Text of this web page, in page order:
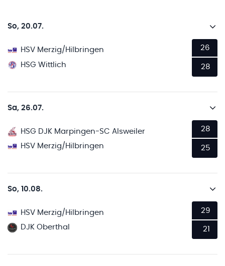
So, 20.07.
HSV Merzig/Hilbringen
HSG Wittlich
26
28
Sa, 26.07.
HSG DJK Marpingen-SC Alsweiler
HSV Merzig/Hilbringen
28
25
So, 10.08.
HSV Merzig/Hilbringen
DJK Oberthal
29
21